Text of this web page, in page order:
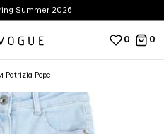
Summer 2026
0 0
Patrizia Pepe